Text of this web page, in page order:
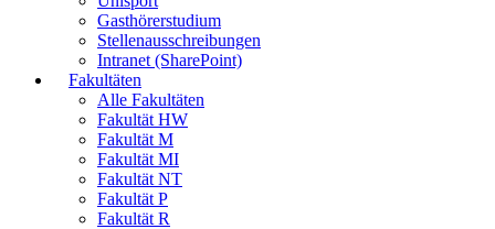
Gasthörerstudium
Stellenausschreibungen
Intranet (SharePoint)
Fakultäten
Alle Fakultäten
Fakultät HW
Fakultät M
Fakultät MI
Fakultät NT
Fakultät P
Fakultät R